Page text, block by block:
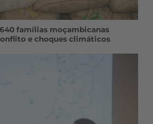
famílias moçambicanas
e choques climáticos